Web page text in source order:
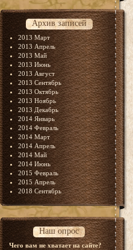
Архив записей
2013 Март
2013 Апрель
2013 Май
2013 Июнь
2013 Август
2013 Сентябрь
2013 Октябрь
2013 Ноябрь
2013 Декабрь
2014 Январь
2014 Февраль
2014 Март
2014 Апрель
2014 Май
2014 Июнь
2015 Февраль
2015 Апрель
2018 Сентябрь
Наш опрос
Чего вам не хватает на сайте?